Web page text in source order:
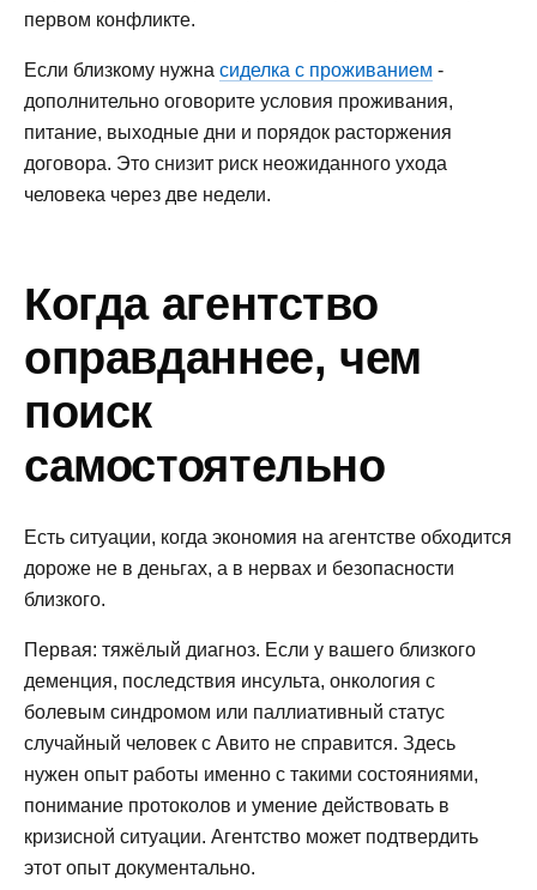
первом конфликте.
Если близкому нужна сиделка с проживанием -
дополнительно оговорите условия проживания,
питание, выходные дни и порядок расторжения
договора. Это снизит риск неожиданного ухода
человека через две недели.
Когда агентство
оправданнее, чем
поиск
самостоятельно
Есть ситуации, когда экономия на агентстве обходится
дороже не в деньгах, а в нервах и безопасности
близкого.
Первая: тяжёлый диагноз. Если у вашего близкого
деменция, последствия инсульта, онкология с
болевым синдромом или паллиативный статус
случайный человек с Авито не справится. Здесь
нужен опыт работы именно с такими состояниями,
понимание протоколов и умение действовать в
кризисной ситуации. Агентство может подтвердить
этот опыт документально.